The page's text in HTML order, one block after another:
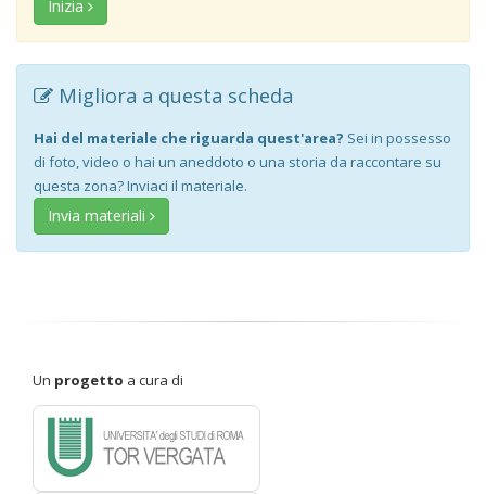
Inizia
Migliora a questa scheda
Hai del materiale che riguarda quest'area? Sei in possesso
di foto, video o hai un aneddoto o una storia da raccontare su
questa zona? Inviaci il materiale.
Invia materiali
Un progetto a cura di